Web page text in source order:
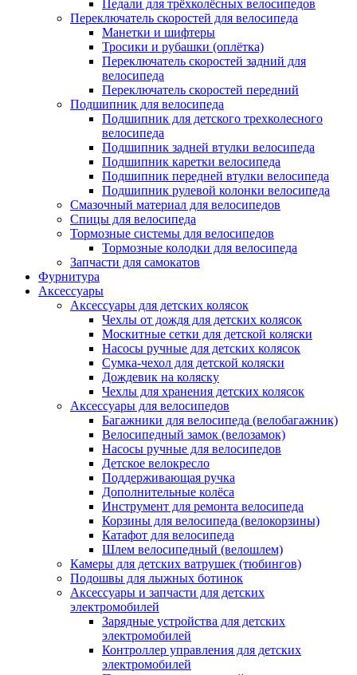
Педали для трёхколёсных велосипедов
Переключатель скоростей для велосипеда
Манетки и шифтеры
Тросики и рубашки (оплётка)
Переключатель скоростей задний для
велосипеда
Переключатель скоростей передний
Подшипник для велосипеда
Подшипник для детского трехколесного
велосипеда
Подшипник задней втулки велосипеда
Подшипник каретки велосипеда
Подшипник передней втулки велосипеда
Подшипник рулевой колонки велосипеда
Смазочный материал для велосипедов
Спицы для велосипеда
Тормозные системы для велосипедов
Тормозные колодки для велосипеда
Запчасти для самокатов
Фурнитура
Аксессуары
Аксессуары для детских колясок
Чехлы от дождя для детских колясок
Москитные сетки для детской коляски
Насосы ручные для детских колясок
Сумка-чехол для детской коляски
Дождевик на коляску
Чехлы для хранения детских колясок
Аксессуары для велосипедов
Багажники для велосипеда (велобагажник)
Велосипедный замок (велозамок)
Насосы ручные для велосипедов
Детское велокресло
Поддерживающая ручка
Дополнительные колёса
Инструмент для ремонта велосипеда
Корзины для велосипеда (велокорзины)
Катафот для велосипеда
Шлем велосипедный (велошлем)
Камеры для детских ватрушек (тюбингов)
Подошвы для лыжных ботинок
Аксессуары и запчасти для детских
электромобилей
Зарядные устройства для детских
электромобилей
Контроллер управления для детских
электромобилей